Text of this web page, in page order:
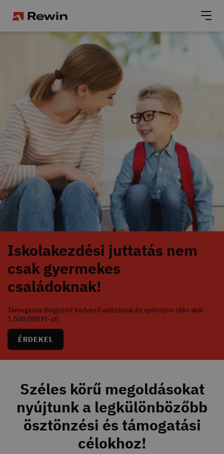
Iskolakezdési juttatás nem
csak gyermekes
családoknak!
Támogassa dolgozóit kedvező adózással és spóroljon idén akár
1.500.000 Ft-ot!
ÉRDEKEL
Széles körű megoldásokat
nyújtunk a legkülönbözőbb
ösztönzési és támogatási
célokhoz!